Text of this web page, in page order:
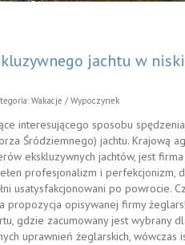
jachtu w
Wakacje / Wypoczynek
interesującego sposobu
Śródziemnego) jachtu. Krajową
ekskluzywnych jachtów, jest
profesjonalizm i
usatysfakcjonowani po powrocie.
propozycja opisywanej firmy
gdzie zacumowany jest wybrany
uprawnień żeglarskich,